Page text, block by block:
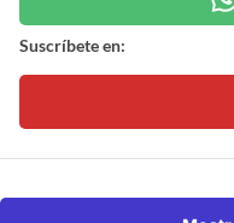
Suscríbete en: